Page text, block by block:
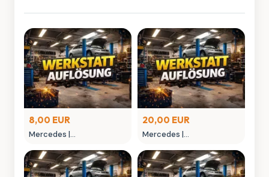
8,00 EUR
Mercedes |
20,00 EUR
Mercedes |